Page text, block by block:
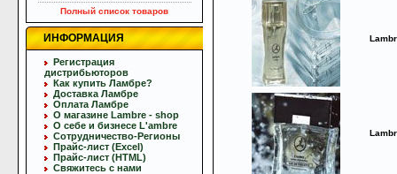
Полный список товаров
ИНФОРМАЦИЯ
Регистрация
дистрибьюторов
Как купить Ламбре?
Доставка Ламбре
Оплата Ламбре
О магазине Lambre - shop
О себе и бизнесе L'ambre
Сотрудничество-Регионы
Прайс-лист (Excel)
Прайс-лист (HTML)
Свяжитесь с нами